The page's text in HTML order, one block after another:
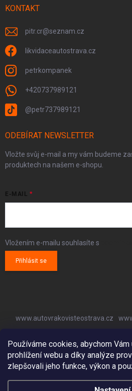
Používáme cookies, abychom
prohlížení webu a díky analýze
zlepšovali jeho funkce, výkon a
KONTAKT
pitr.cr@seznam.cz
likvidaceautostrava.cz
petrkompanek
+420737989121
@petr737989121
ODEBÍRAT NEWSLETTER
Vložte svůj e-mail a my vám budeme
produktech na našem e-shopu.
E-MAIL
Vložením e-mailu souhlasíte s
Přihlásit se
www.autovrakovisteostrava.cz